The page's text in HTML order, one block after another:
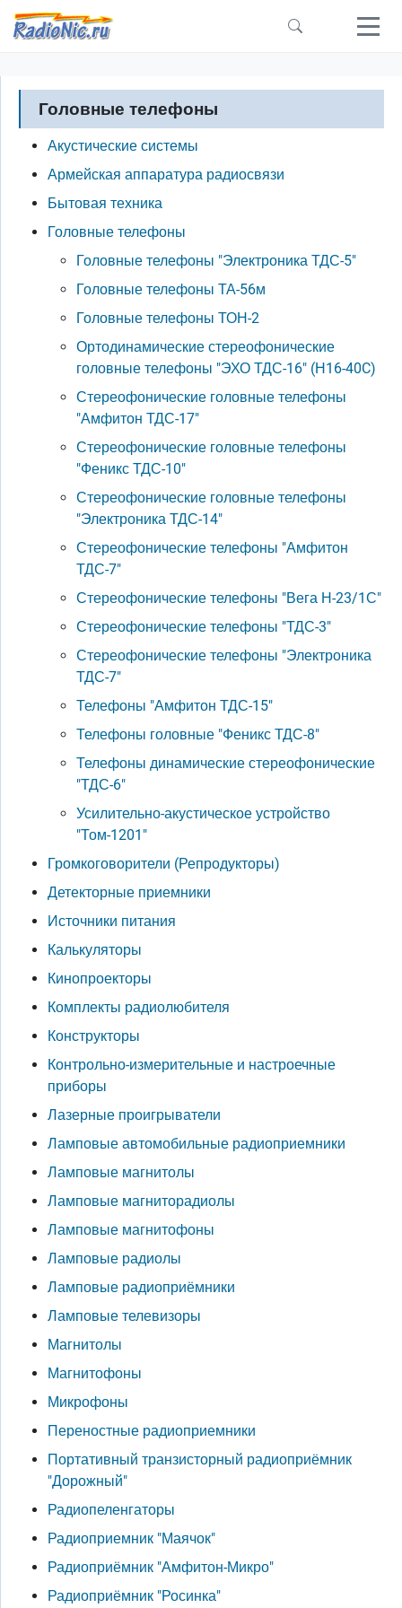
Перейти к основному содержанию
Головные телефоны
Акустические системы
Армейская аппаратура радиосвязи
Бытовая техника
Головные телефоны
Головные телефоны "Электроника ТДС-5"
Головные телефоны ТА-56м
Головные телефоны ТОН-2
Ортодинамические стереофонические
головные телефоны "ЭХО ТДС-16" (Н16-40C)
Стереофонические головные телефоны
"Амфитон ТДС-17"
Стереофонические головные телефоны
"Феникс ТДС-10"
Стереофонические головные телефоны
"Электроника ТДС-14"
Стереофонические телефоны "Амфитон
ТДС-7"
Стереофонические телефоны "Вега Н-23/1С"
Стереофонические телефоны "ТДС-3"
Стереофонические телефоны "Электроника
ТДС-7"
Телефоны "Амфитон ТДС-15"
Телефоны головные "Феникс ТДС-8"
Телефоны динамические стереофонические
"ТДС-6"
Усилительно-акустическое устройство
"Том-1201"
Громкоговорители (Репродукторы)
Детекторные приемники
Источники питания
Калькуляторы
Кинопроекторы
Комплекты радиолюбителя
Конструкторы
Контрольно-измерительные и настроечные
приборы
Лазерные проигрыватели
Ламповые автомобильные радиоприемники
Ламповые магнитолы
Ламповые магниторадиолы
Ламповые магнитофоны
Ламповые радиолы
Ламповые радиоприёмники
Ламповые телевизоры
Магнитолы
Магнитофоны
Микрофоны
Переностные радиоприемники
Портативный транзисторный радиоприёмник
"Дорожный"
Радиопеленгаторы
Радиоприемник "Маячок"
Радиоприёмник "Амфитон-Микро"
Радиоприёмник "Росинка"